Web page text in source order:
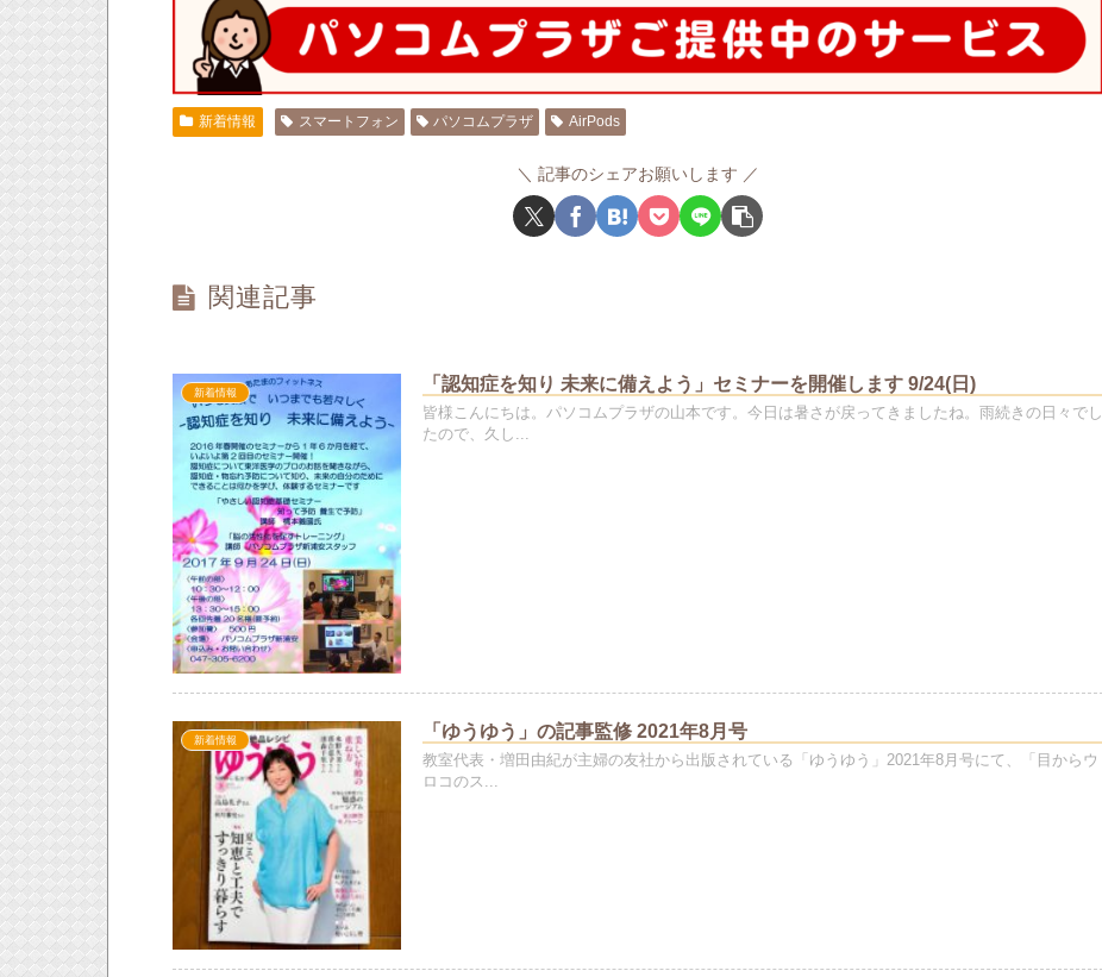
新着情報 スマートフォン パソコムプラザ AirPods
記事のシェアお願いします
関連記事
新着情報 「認知症を知り 未来に備えよう」セミナーを開催します 9/24(日)
皆様こんにちは。パソコムプラザの山本です。今日は暑さが戻ってきましたね。雨続きの日々でし
たので、久し...
新着情報 「ゆうゆう」の記事監修 2021年8月号
教室代表・増田由紀が主婦の友社から出版されている「ゆうゆう」2021年8月号にて、「目からウ
ロコのス...